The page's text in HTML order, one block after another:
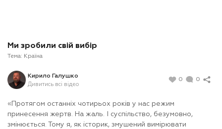
Ми зробили свій вибір
Тема: Країна
Кирило Галушко
Дивитись всі відео
0 0
«Протягом останніх чотирьох років у нас режим
принесення жертв. На жаль. І суспільство, безумовно,
змінюється. Тому я, як історик, змушений вимірювати